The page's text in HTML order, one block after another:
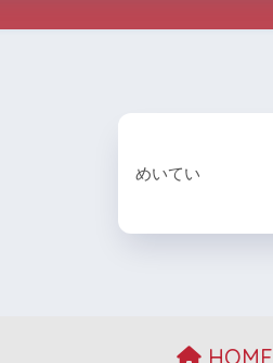
めいてい
HOME